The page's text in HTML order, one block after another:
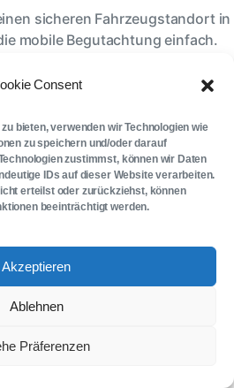
Consent
bieten, verwenden wir Technologien wie
zu speichern und/oder darauf
zustimmst, können wir Daten
IDs auf dieser Website verarbeiten.
erteilst oder zurückziehst, können
beeinträchtigt werden.
Akzeptieren
Ablehnen
Präferenzen
sicheren Fahrzeugstandort in
mobile Begutachtung einfach.
& 50 € verdienen!Für jede
Sie und der Empfohlene jeweils 50 €
imNotfall